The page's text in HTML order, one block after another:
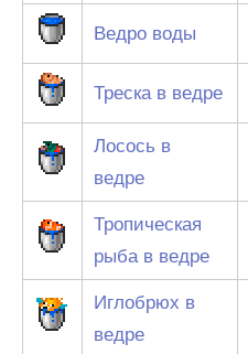
Ведро воды
Треска в ведре
Лосось в
ведре
Тропическая
рыба в ведре
Иглобрюх в
ведре